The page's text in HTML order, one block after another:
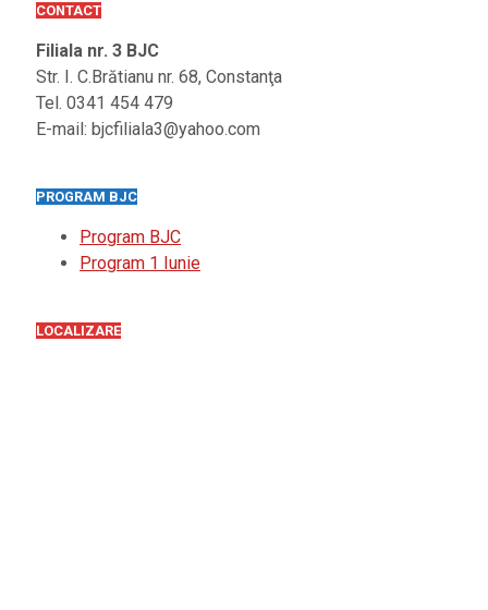
CONTACT
Filiala nr. 3 BJC
Str. I. C.Brătianu nr. 68, Constanţa
Tel. 0341 454 479
E-mail: bjcfiliala3@yahoo.com
PROGRAM BJC
Program BJC
Program 1 Iunie
LOCALIZARE